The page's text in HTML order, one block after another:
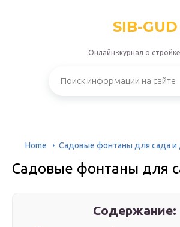
SIB-GUD
Онлайн-журнал о стройке
Home Садовые фонтаны для сада и
Садовые фонтаны для
Содержание: